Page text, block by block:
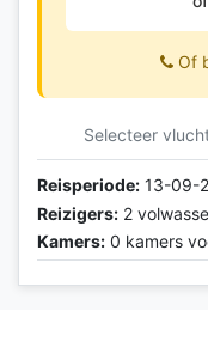
Of
Selecteer
Reisperiode: 13-09-
Reizigers: 2
Kamers: 0 kamers